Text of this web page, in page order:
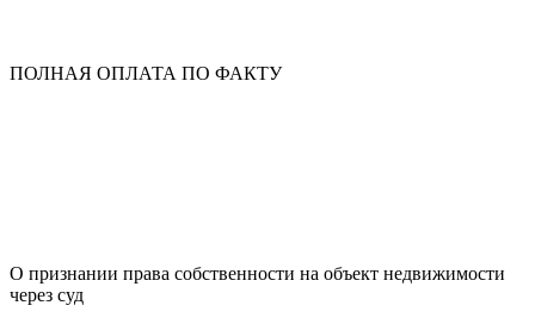
ПОЛНАЯ ОПЛАТА ПО ФАКТУ
О признании права собственности на объект недвижимости
через суд